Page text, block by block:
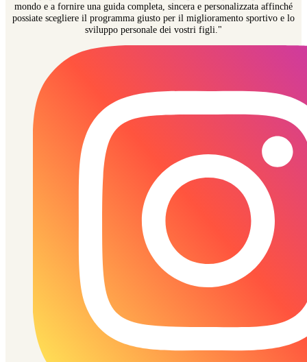
mondo e a fornire una guida completa, sincera e personalizzata affinché
possiate scegliere il programma giusto per il miglioramento sportivo e lo
sviluppo personale dei vostri figli."